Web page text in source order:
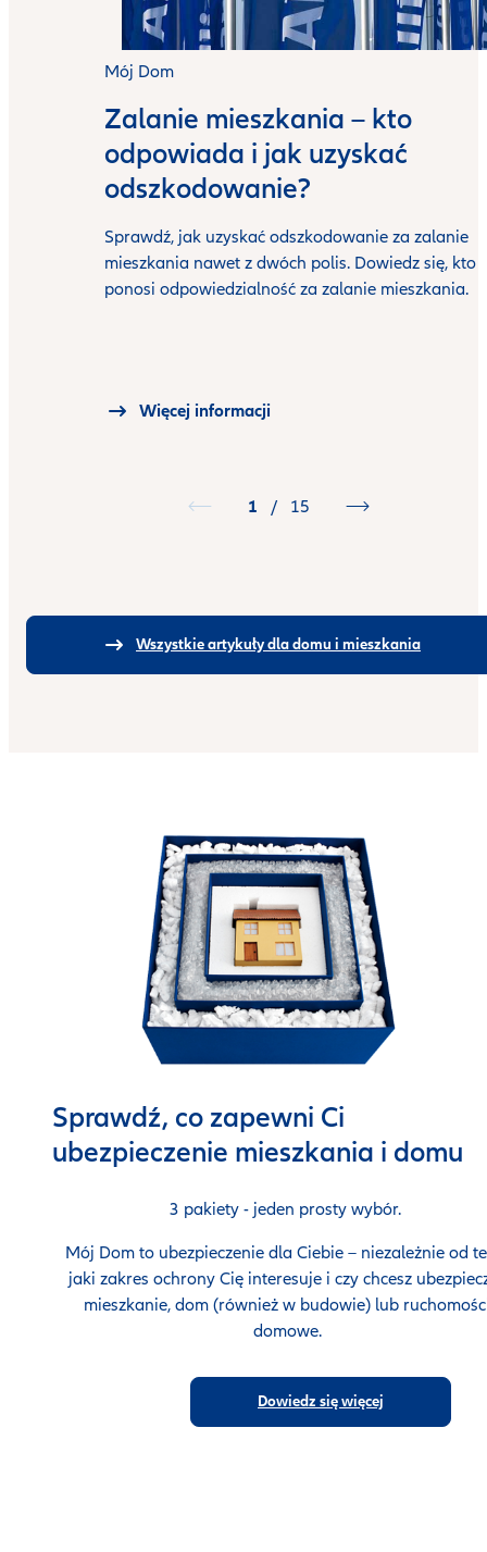
Mój Dom
Zalanie mieszkania – kto
odpowiada i jak uzyskać
odszkodowanie?
Sprawdź, jak uzyskać odszkodowanie za zalanie
mieszkania nawet z dwóch polis. Dowiedz się, kto
ponosi odpowiedzialność za zalanie mieszkania.
Więcej informacji
1 / 15
Wszystkie artykuły dla domu i mieszkania
Sprawdź, co zapewni Ci
ubezpieczenie mieszkania i domu
3 pakiety - jeden prosty wybór.
Mój Dom to ubezpieczenie dla Ciebie – niezależnie od
jaki zakres ochrony Cię interesuje i czy chcesz
mieszkanie, dom (również w budowie) lub
domowe.
Dowiedz się więcej